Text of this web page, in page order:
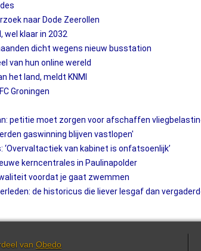
naar Dode Zeerollen
klaar in 2032
dicht wegens nieuw busstation
van hun online wereld
het land, meldt KNMI
Groningen
petitie moet zorgen voor afschaffen
gaswinning blijven vastlopen'
van kabinet is onfatsoenlijk’
kerncentrales in Paulinapolder
voordat je gaat zwemmen
de historicus die liever lesgaf dan
van Obedo